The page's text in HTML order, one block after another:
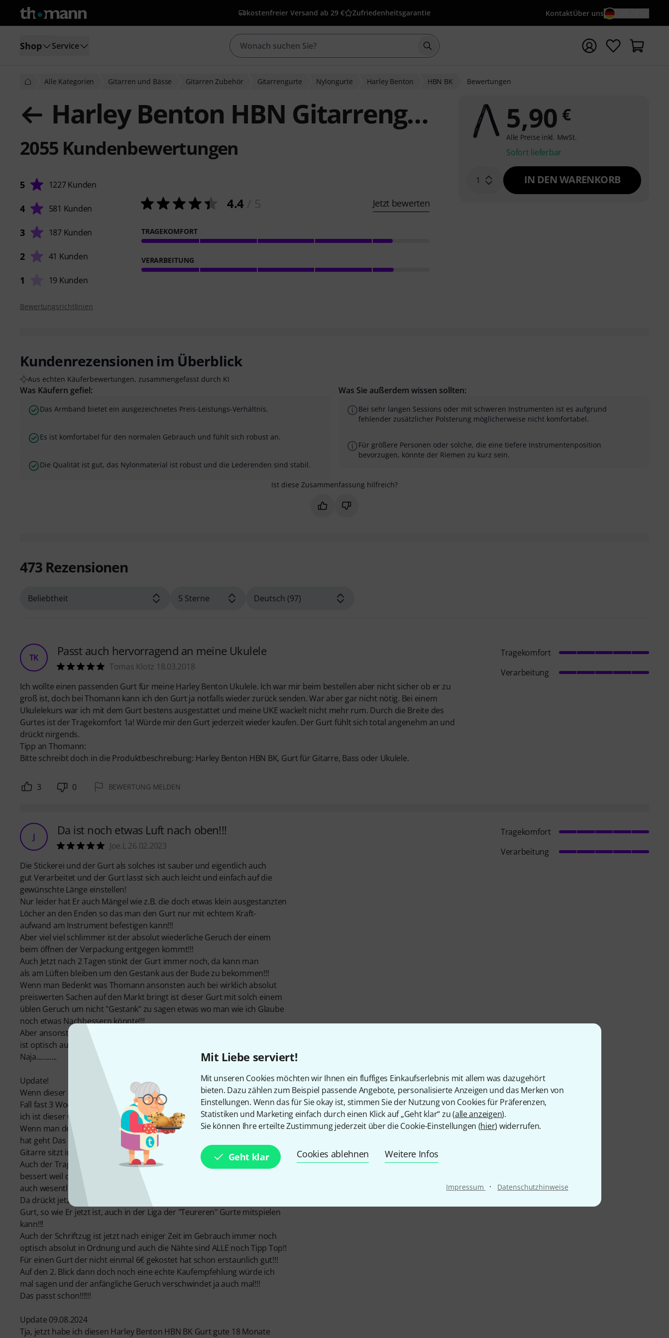
Mit Liebe serviert!
Mit unseren Cookies möchten wir Ihnen ein fluffiges Einkaufserlebnis mit allem was dazugehört
bieten. Dazu zählen zum Beispiel passende Angebote, personalisierte Anzeigen und das Merken von
Einstellungen. Wenn das für Sie okay ist, stimmen Sie der Nutzung von Cookies für Präferenzen,
Statistiken und Marketing einfach durch einen Klick auf „Geht klar“ zu (alle anzeigen).
Sie können Ihre erteilte Zustimmung jederzeit über die Cookie-Einstellungen (hier) widerrufen.
Geht klar Cookies ablehnen Weitere Infos
Impressum · Datenschutzhinweise
kostenfreier Versand ab 29 € Zufriedenheitsgarantie KontaktÜber uns
Shop Service Suche mit Suchwort {searchTerm} starten
Alle Kategorien Gitarren und Bässe Gitarren Zubehör Gitarrengurte Nylongurte Harley Benton HBN BK Bewertungen
Harley Benton HBN Gitarrengurt schwarz
2055 Kundenbewertungen
5 1227 Kunden
4 581 Kunden
3 187 Kunden
2 41 Kunden
1 19 Kunden
4.4 Jetzt bewerten
TRAGEKOMFORT
VERARBEITUNG
Bewertungsrichtlinien
5,90 €
Alle Preise inkl. MwSt.
Sofort lieferbar
1 IN DEN WARENKORB
Kundenrezensionen im Überblick
Aus echten Käuferbewertungen, zusammengefasst durch KI
Was Käufern gefiel:
Das Armband bietet ein ausgezeichnetes Preis-Leistungs-Verhältnis.
Es ist komfortabel für den normalen Gebrauch und fühlt sich robust an.
Die Qualität ist gut, das Nylonmaterial ist robust und die Lederenden sind stabil.
Was Sie außerdem wissen sollten:
Bei sehr langen Sessions oder mit schweren Instrumenten ist es aufgrund
fehlender zusätzlicher Polsterung möglicherweise nicht komfortabel.
Für größere Personen oder solche, die eine tiefere Instrumentenposition
bevorzugen, könnte der Riemen zu kurz sein.
Ist diese Zusammenfassung hilfreich?
Markieren Sie diese Zusammenfassung als hilfreich
Markieren Sie diese Zusammenfassung als nicht hilfreich
473 Rezensionen
TK Passt auch hervorragend an meine Ukulele
Tomas Klotz 18.03.2018
Ich wollte einen passenden Gurt für meine Harley Benton Ukulele. Ich war mir beim bestellen aber nicht sicher ob er zu
groß ist, doch bei Thomann kann ich den Gurt ja notfalls wieder zurück senden. War aber gar nicht nötig. Bei einem
Ukulelekurs war ich mit dem Gurt bestens ausgestattet und meine UKE wackelt nicht mehr rum. Durch die Breite des
Gurtes ist der Tragekomfort 1a! Würde mir den Gurt jederzeit wieder kaufen. Der Gurt fühlt sich total angenehm an und
drückt nirgends.
Tipp an Thomann:
Bitte schreibt doch in die Produktbeschreibung: Harley Benton HBN BK, Gurt für Gitarre, Bass oder Ukulele.
Tragekomfort
Verarbeitung
3 0 BEWERTUNG MELDEN
J Da ist noch etwas Luft nach oben!!!
Joe.L 26.02.2023
Die Stickerei und der Gurt als solches ist sauber und eigentlich auch
gut Verarbeitet und der Gurt lasst sich auch leicht und einfach auf die
gewünschte Länge einstellen!
Nur leider hat Er auch Mängel wie z.B. die doch etwas klein ausgestanzten
Löcher an den Enden so das man den Gurt nur mit echtem Kraft-
aufwand am Instrument befestigen kann!!!
Aber viel viel schlimmer ist der absolut wiederliche Geruch der einem
beim öffnen der Verpackung entgegen kommt!!!
Auch Jetzt nach 2 Tagen stinkt der Gurt immer noch, da kann man
als am Lüften bleiben um den Gestank aus der Bude zu bekommen!!!
Wenn man Bedenkt was Thomann ansonsten auch bei wirklich absolut
preiswerten Sachen auf den Markt bringt ist dieser Gurt mit solch einem
üblen Geruch um nicht "Gestank" zu sagen etwas wo man wie ich Glaube
noch etwas Nachbessern könnte!!!
Aber ansonsten ist dieser Gut wirklich ganz brauchbar und der Schriftzug
ist optisch auch gelungen!!!
Naja...........
Update!
Wenn dieser Geruch erst mal aus dem Gurt heraus ist, was in meinem
Fall fast 3 Wochen gedauert hat bis wirklich Alles heraus war, dann finde
ich ist dieser Gurt alles andere als schlecht!!!
Wenn man den Gurt dann ein paar mal von den "Gurtpins" abgemacht
hat geht Das dann auch mit wesentlich weniger Kraftaufwand aber die
Gitarre sitzt immer noch fest in den Ösen!!!
Auch der Tragekomfort hat sich jetzt mit der Zeit um ein Vielfaches Ver-
bessert weil das Material deutlich weicher geworden ist und sich dadurch
auch wesentlich besser Anschmiegt!!!
Da drückt jetzt Nichts mehr und ich würde mal Behaupten das dieser
Gurt, so wie Er jetzt ist, auch in der Liga der "Teureren" Gurte mitspielen
kann!!!
Auch der Schriftzug ist jetzt nach einiger Zeit im Gebrauch immer noch
optisch absolut in Ordnung und auch die Nähte sind ALLE noch Tipp Top!!
Für einen Gurt der nicht einmal 6€ gekostet hat schon erstaunlich gut!!!
Auf den 2. Blick dann doch noch eine echte Kaufempfehlung würde ich
mal sagen und der anfängliche Geruch verschwindet ja auch mal!!!
Das passt schon!!!!!!
Update 09.08.2024
Tja, jetzt habe ich diesen Harley Benton HBN BK Gurt gute 18 Monate
Tragekomfort
Verarbeitung